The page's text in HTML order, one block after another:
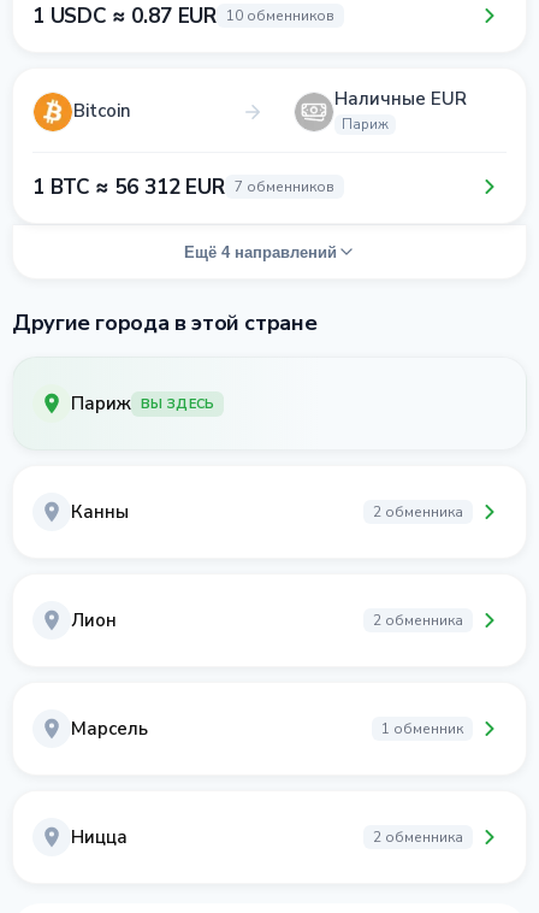
1 USDC ≈ 0.87 EUR 10 обменников
Bitcoin Наличные EUR
Париж
1 BTC ≈ 56 312 EUR 7 обменников
Ещё 4 направлений
Другие города в этой стране
Париж ВЫ ЗДЕСЬ
Канны 2 обменника
Лион 2 обменника
Марсель 1 обменник
Ницца 2 обменника